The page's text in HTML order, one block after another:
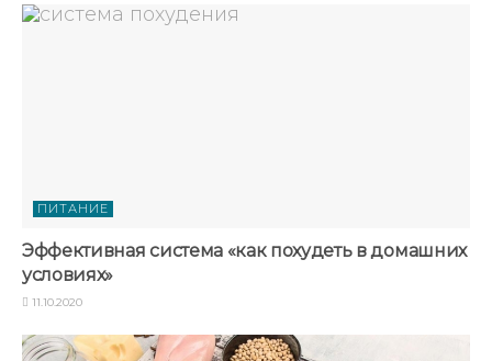
ПИТАНИЕ
Эффективная система «как похудеть в домашних
условиях»
11.10.2020